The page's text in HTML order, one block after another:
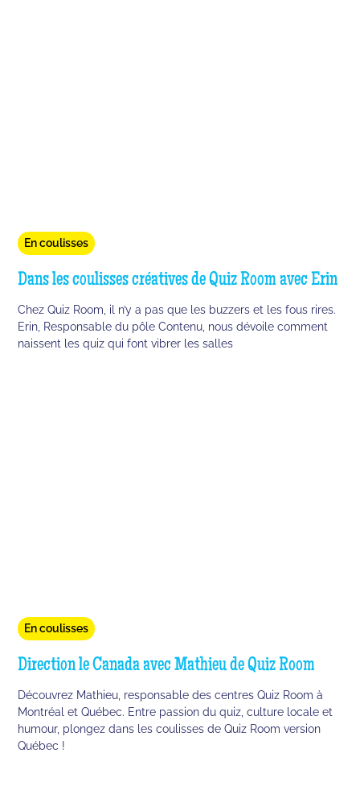
En coulisses
Dans les coulisses créatives de Quiz Room avec Erin
Chez Quiz Room, il n’y a pas que les buzzers et les fous rires.
Erin, Responsable du pôle Contenu, nous dévoile comment
naissent les quiz qui font vibrer les salles
En coulisses
Direction le Canada avec Mathieu de Quiz Room
Découvrez Mathieu, responsable des centres Quiz Room à
Montréal et Québec. Entre passion du quiz, culture locale et
humour, plongez dans les coulisses de Quiz Room version
Québec !